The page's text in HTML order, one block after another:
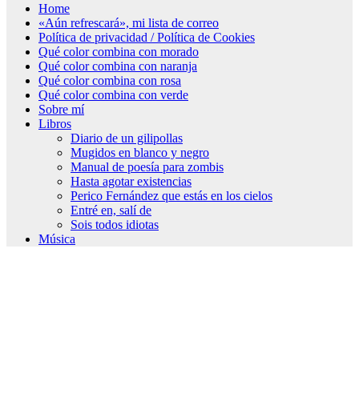
Home
«Aún refrescará», mi lista de correo
Política de privacidad / Política de Cookies
Qué color combina con morado
Qué color combina con naranja
Qué color combina con rosa
Qué color combina con verde
Sobre mí
Libros
Diario de un gilipollas
Mugidos en blanco y negro
Manual de poesía para zombis
Hasta agotar existencias
Perico Fernández que estás en los cielos
Entré en, salí de
Sois todos idiotas
Música